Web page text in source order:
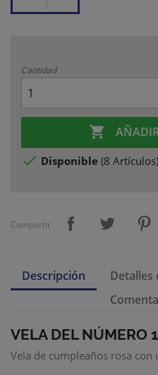
Cantidad

 Disponible (8 Artículos)
Compartir
Descripción
Detalles
VELA DEL NÚMERO 1
Vela de cumpleaños rosa